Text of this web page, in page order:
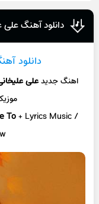
دانلود آهنگ علی
دانلود
اهنگ جدیدعلی
موزیک
To+ Lyrics Music /